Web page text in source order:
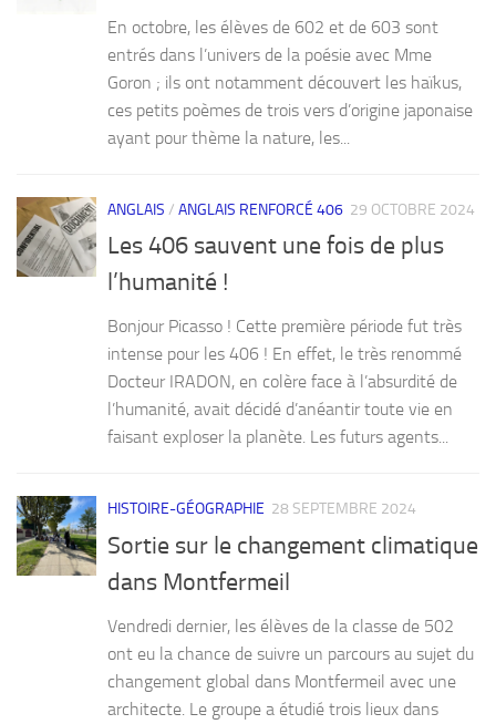
En octobre, les élèves de 602 et de 603 sont
entrés dans l’univers de la poésie avec Mme
Goron ; ils ont notamment découvert les haïkus,
ces petits poèmes de trois vers d’origine japonaise
ayant pour thème la nature, les...
ANGLAIS / ANGLAIS RENFORCÉ 406 29 OCTOBRE 2024
Les 406 sauvent une fois de plus
l’humanité !
Bonjour Picasso ! Cette première période fut très
intense pour les 406 ! En effet, le très renommé
Docteur IRADON, en colère face à l’absurdité de
l’humanité, avait décidé d’anéantir toute vie en
faisant exploser la planète. Les futurs agents...
HISTOIRE-GÉOGRAPHIE 28 SEPTEMBRE 2024
Sortie sur le changement climatique
dans Montfermeil
Vendredi dernier, les élèves de la classe de 502
ont eu la chance de suivre un parcours au sujet du
changement global dans Montfermeil avec une
architecte. Le groupe a étudié trois lieux dans